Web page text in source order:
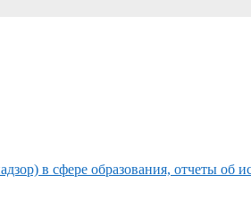
в сфере образования, отчеты